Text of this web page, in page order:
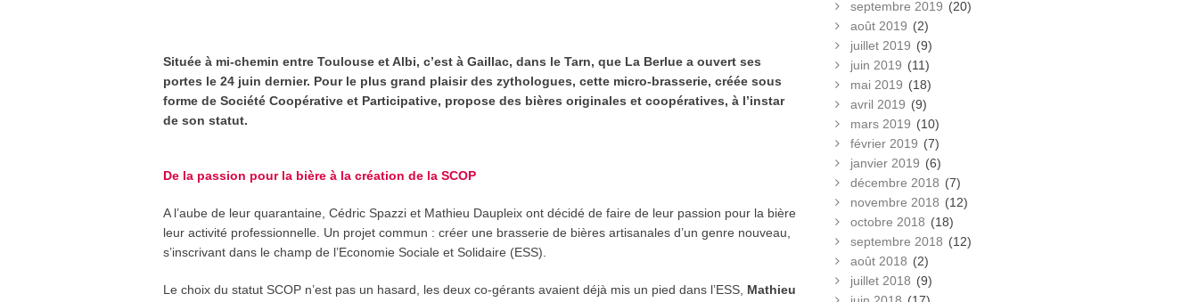
Située à mi-chemin entre Toulouse et Albi, c’est à Gaillac, dans le Tarn, que La Berlue a ouvert ses
portes le 24 juin dernier. Pour le plus grand plaisir des zythologues, cette micro-brasserie, créée sous
forme de Société Coopérative et Participative, propose des bières originales et coopératives, à l’instar
de son statut.
De la passion pour la bière à la création de la SCOP
A l’aube de leur quarantaine, Cédric Spazzi et Mathieu Daupleix ont décidé de faire de leur passion pour la bière
leur activité professionnelle. Un projet commun : créer une brasserie de bières artisanales d’un genre nouveau,
s’inscrivant dans le champ de l’Economie Sociale et Solidaire (ESS).
Le choix du statut SCOP n’est pas un hasard, les deux co-gérants avaient déjà mis un pied dans l’ESS, Mathieu
septembre 2019 (20)
août 2019 (2)
juillet 2019 (9)
juin 2019 (11)
mai 2019 (18)
avril 2019 (9)
mars 2019 (10)
février 2019 (7)
janvier 2019 (6)
décembre 2018 (7)
novembre 2018 (12)
octobre 2018 (18)
septembre 2018 (12)
août 2018 (2)
juillet 2018 (9)